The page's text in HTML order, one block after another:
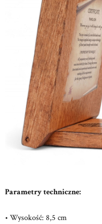
Parametry techniczne:
• Wysokość: 8,5 cm